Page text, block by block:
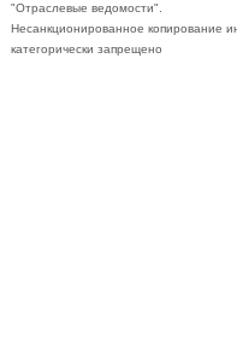
"Отраслевые ведомости".
Несанкционированное копирование
категорически запрещено